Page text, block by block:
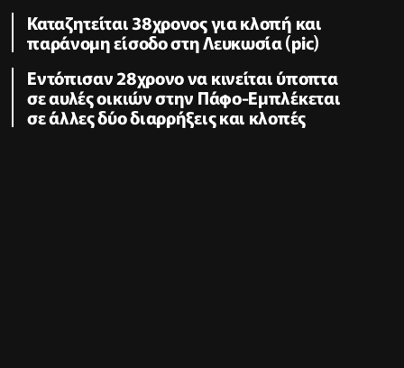
Καταζητείται 38χρονος για κλοπή και
παράνομη είσοδο στη Λευκωσία (pic)
Εντόπισαν 28χρονο να κινείται ύποπτα
σε αυλές οικιών στην Πάφο-Εμπλέκεται
σε άλλες δύο διαρρήξεις και κλοπές